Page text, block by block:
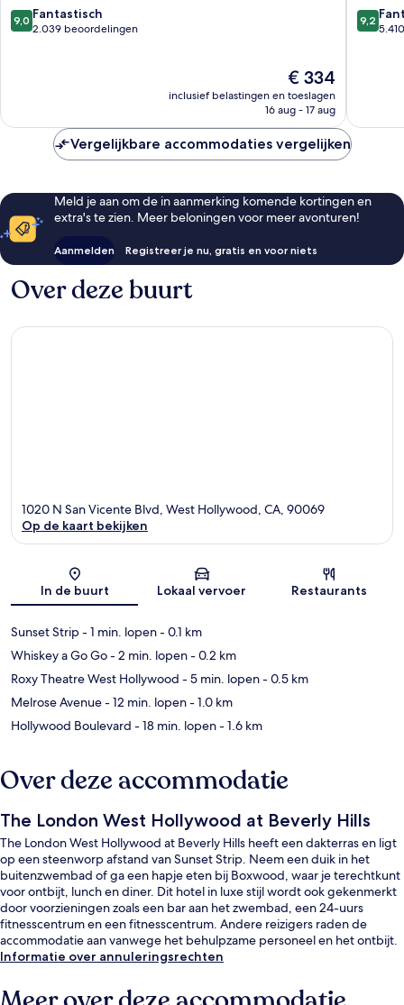
Hollywood
9.0
van
9,0 Fantastisch
2.039 beoordelingen
De
prijs
is
€ 334
inclusief belastingen en toeslagen
16 aug - 17 aug
9.2
van
9,2
Vergelijkbare accommodaties vergelijken
Meld je aan om de in aanmerking komende kortingen en
extra's te zien. Meer beloningen voor meer avonturen!
Aanmelden Registreer je nu, gratis en voor niets
Over deze buurt
Kaart
1020 N San Vicente Blvd, West Hollywood, CA, 90069
Op de kaart bekijken
In de buurt Lokaal vervoer Restaurants
Sunset Strip- 1 min. lopen- 0.1 km
Whiskey a Go Go- 2 min. lopen- 0.2 km
Roxy Theatre West Hollywood - 5 min. lopen- 0.5 km
Melrose Avenue- 12 min. lopen- 1.0 km
Hollywood Boulevard - 18 min. lopen- 1.6 km
Over deze accommodatie
The London West Hollywood at Beverly Hills
The London West Hollywood at Beverly Hills heeft een dakterras en ligt
op een steenworp afstand van Sunset Strip. Neem een duik in het
buitenzwembad of ga een hapje eten bij Boxwood, waar je terechtkunt
voor ontbijt, lunch en diner. Dit hotel in luxe stijl wordt ook gekenmerkt
door voorzieningen zoals een bar aan het zwembad, een 24-uurs
fitnesscentrum en een fitnesscentrum. Andere reizigers raden de
accommodatie aan vanwege het behulpzame personeel en het ontbijt.
Informatie over annuleringsrechten